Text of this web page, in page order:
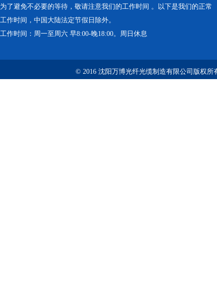
为了避免不必要的等待，敬请注意我们的工作时间 。以下是我们的正常
工作时间，中国大陆法定节假日除外。
工作时间：周一至周六 早8:00-晚18:00。周日休息
© 2016 沈阳万博光纤光缆制造有限公司版权所